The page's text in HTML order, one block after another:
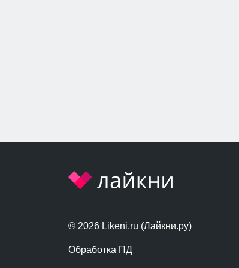
© 2026 Likeni.ru (Лайкни.ру)
Обработка ПД